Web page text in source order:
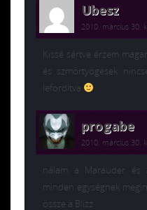
Ubesz
2010. március 30.
Kissé sértve érzem
és szmörtyögések
lefordítva
progabe
2010. március 30.
nálam a Marauder és
minden egységnek
össze a Blizz